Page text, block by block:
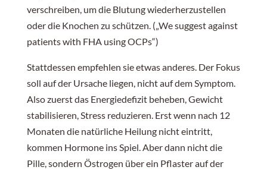
verschreiben, um die Blutung wiederherzustellen
oder die Knochen zu schützen. („We suggest against
patients with FHA using OCPs“)
Stattdessen empfehlen sie etwas anderes. Der Fokus
soll auf der Ursache liegen, nicht auf dem Symptom.
Also zuerst das Energiedefizit beheben, Gewicht
stabilisieren, Stress reduzieren. Erst wenn nach 12
Monaten die natürliche Heilung nicht eintritt,
kommen Hormone ins Spiel. Aber dann nicht die
Pille, sondern Östrogen über ein Pflaster auf der